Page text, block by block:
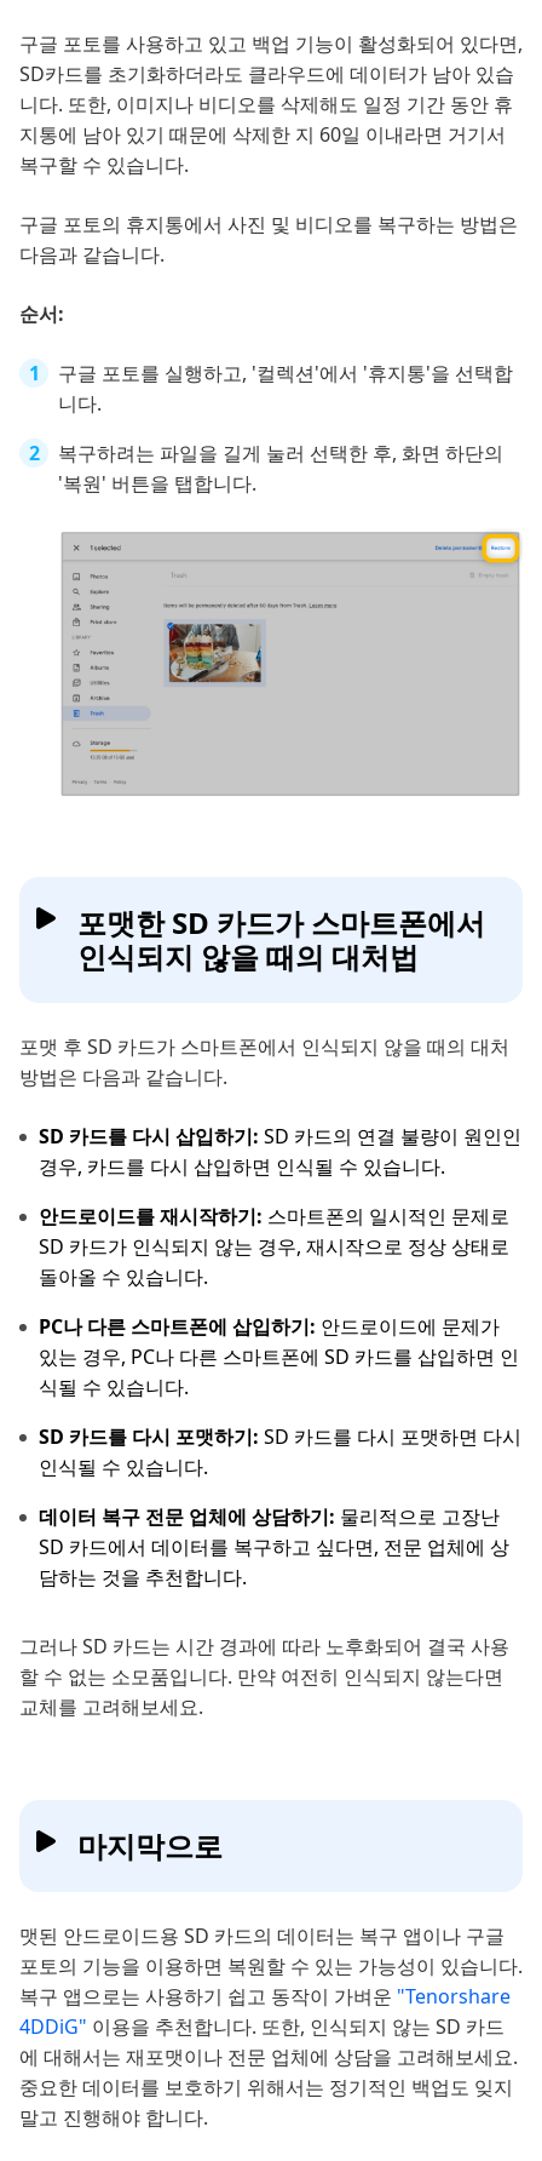
구글 포토를 사용하고 있고 백업 기능이 활성화되어 있다면,
SD카드를 초기화하더라도 클라우드에 데이터가 남아 있습
니다. 또한, 이미지나 비디오를 삭제해도 일정 기간 동안 휴
지통에 남아 있기 때문에 삭제한 지 60일 이내라면 거기서
복구할 수 있습니다.
구글 포토의 휴지통에서 사진 및 비디오를 복구하는 방법은
다음과 같습니다.
순서:
구글 포토를 실행하고, '컬렉션'에서 '휴지통'을 선택합
니다.
복구하려는 파일을 길게 눌러 선택한 후, 화면 하단의
'복원' 버튼을 탭합니다.
포맷한 SD 카드가 스마트폰에서
인식되지 않을 때의 대처법
포맷 후 SD 카드가 스마트폰에서 인식되지 않을 때의 대처
방법은 다음과 같습니다.
SD 카드를 다시 삽입하기: SD 카드의 연결 불량이 원인인
경우, 카드를 다시 삽입하면 인식될 수 있습니다.
안드로이드를 재시작하기: 스마트폰의 일시적인 문제로
SD 카드가 인식되지 않는 경우, 재시작으로 정상 상태로
돌아올 수 있습니다.
PC나 다른 스마트폰에 삽입하기: 안드로이드에 문제가
있는 경우, PC나 다른 스마트폰에 SD 카드를 삽입하면 인
식될 수 있습니다.
SD 카드를 다시 포맷하기: SD 카드를 다시 포맷하면 다시
인식될 수 있습니다.
데이터 복구 전문 업체에 상담하기: 물리적으로 고장난
SD 카드에서 데이터를 복구하고 싶다면, 전문 업체에 상
담하는 것을 추천합니다.
그러나 SD 카드는 시간 경과에 따라 노후화되어 결국 사용
할 수 없는 소모품입니다. 만약 여전히 인식되지 않는다면
교체를 고려해보세요.
마지막으로
맷된 안드로이드용 SD 카드의 데이터는 복구 앱이나 구글
포토의 기능을 이용하면 복원할 수 있는 가능성이 있습니다.
복구 앱으로는 사용하기 쉽고 동작이 가벼운 "Tenorshare
4DDiG" 이용을 추천합니다. 또한, 인식되지 않는 SD 카드
에 대해서는 재포맷이나 전문 업체에 상담을 고려해보세요.
중요한 데이터를 보호하기 위해서는 정기적인 백업도 잊지
말고 진행해야 합니다.